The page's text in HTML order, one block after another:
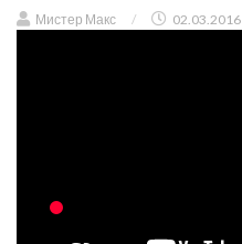
Мистер Макс / 02.03.2016